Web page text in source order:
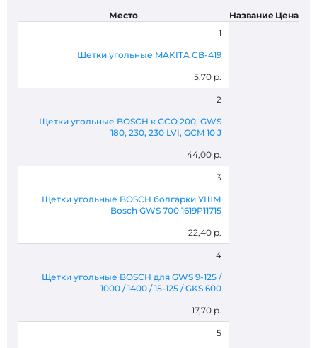
Место Название Цена
1
Щетки угольные MAKITA CB-419
5,70 р.
2
Щетки угольные BOSCH к GCO 200, GWS
180, 230, 230 LVI, GCM 10 J
44,00 р.
3
Щетки угольные BOSCH болгарки УШМ
Bosch GWS 700 1619P11715
22,40 р.
4
Щетки угольные BOSCH для GWS 9-125 /
1000 / 1400 / 15-125 / GKS 600
17,70 р.
5